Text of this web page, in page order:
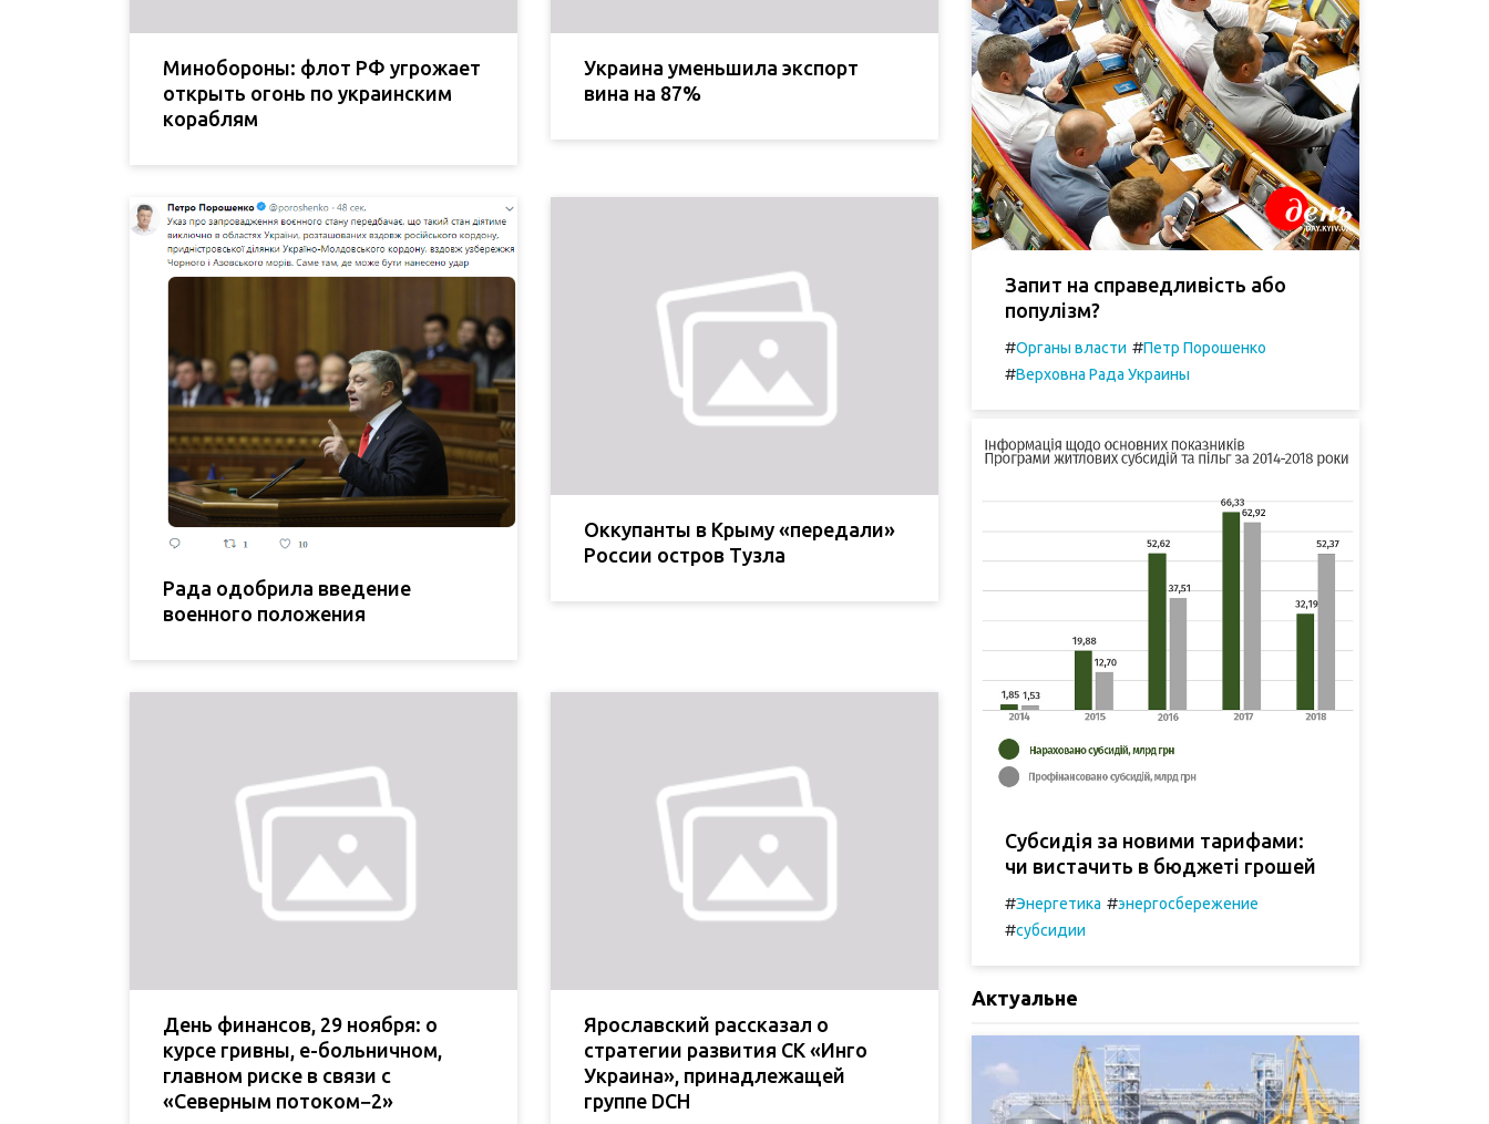
Минобороны: флот РФ угрожает
открыть огонь по украинским
кораблям
Украина уменьшила экспорт
вина на 87%
Рада одобрила введение
военного положения
Оккупанты в Крыму «передали»
России остров Тузла
День финансов, 29 ноября: о
курсе гривны, е-больничном,
главном риске в связи с
«Северным потоком−2»
Ярославский рассказал о
стратегии развития СК «Инго
Украина», принадлежащей
группе DCH
Запит на справедливість або
популізм?
#Органы власти #Петр Порошенко
#Верховна Рада Украины
Субсидія за новими тарифами:
чи вистачить в бюджеті грошей
#Энергетика #энергосбережение
#субсидии
Актуальне